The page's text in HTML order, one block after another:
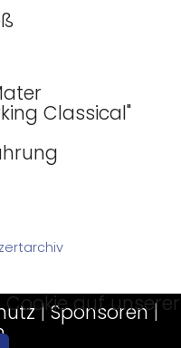
Classical"
|Sponsoren|
Cookie auf unserer